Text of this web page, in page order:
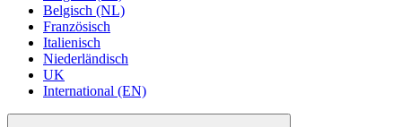
Belgisch (NL)
Französisch
Italienisch
Niederländisch
UK
International (EN)